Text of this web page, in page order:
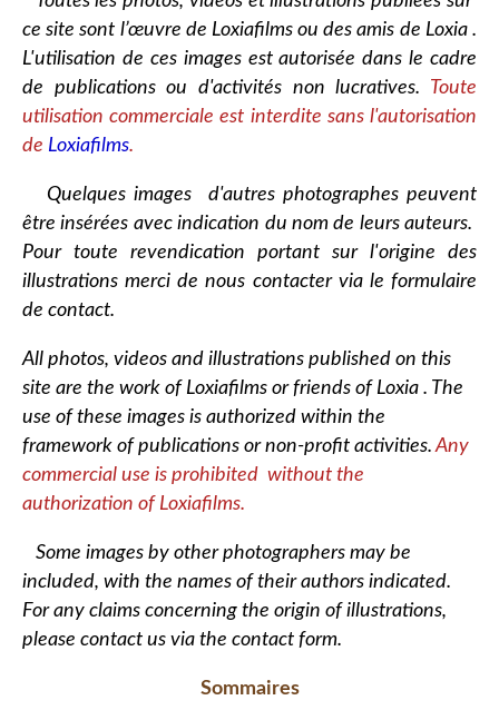
ce site sont l’œuvre de Loxiafilms ou des amis de Loxia .
L'utilisation de ces images est autorisée dans le cadre
de publications ou d'activités non lucratives. Toute
utilisation commerciale est interdite sans l'autorisation
de Loxiafilms.
Quelques images d'autres photographes peuvent
être insérées avec indication du nom de leurs auteurs.
Pour toute revendication portant sur l'origine des
illustrations merci de nous contacter via le formulaire
de contact.
All photos, videos and illustrations published on this
site are the work of Loxiafilms or friends of Loxia . The
use of these images is authorized within the
framework of publications or non-profit activities.Any
commercial use is prohibited without the
authorization of Loxiafilms.
Some images by other photographers may be
included, with the names of their authors indicated.
For any claims concerning the origin of illustrations,
please contact us via the contact form.
Sommaires